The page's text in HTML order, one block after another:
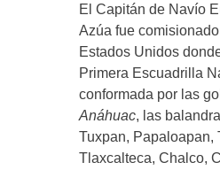
El Capitán de Navío
Azúa fue
Estados Unidos
Primera Escuadrilla
conformada por las
Anáhuac, las
Tuxpan, Papaloapan,
Tlaxcalteca, Chalco,